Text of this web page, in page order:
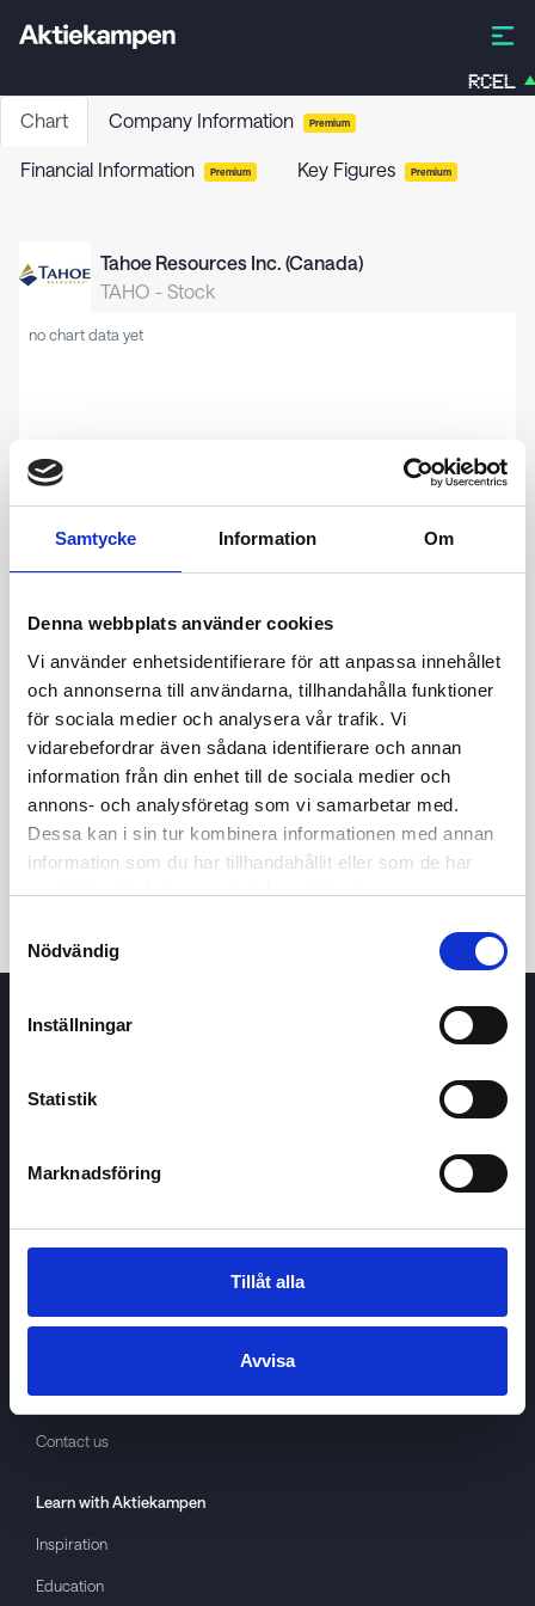
Samtycke Information Om
Denna webbplats använder cookies
Vi använder enhetsidentifierare för att anpassa innehållet
och annonserna till användarna, tillhandahålla funktioner
för sociala medier och analysera vår trafik. Vi
vidarebefordrar även sådana identifierare och annan
information från din enhet till de sociala medier och
annons- och analysföretag som vi samarbetar med.
Dessa kan i sin tur kombinera informationen med annan
information som du har tillhandahållit eller som de har
samlat in när du har använt deras tjänster.
Nödvändig
Inställningar
Statistik
Marknadsföring
Tillåt alla
Avvisa
RCEL
Chart Company Information Premium
Financial Information Premium Key Figures Premium
Tahoe Resources Inc. (Canada)
TAHO - Stock
no chart data yet
24h 7d 1m 3m 1y 5y
Trade
AboutAktiekampen
About cookies
GDPR
Contact us
Learn with Aktiekampen
Inspiration
Education